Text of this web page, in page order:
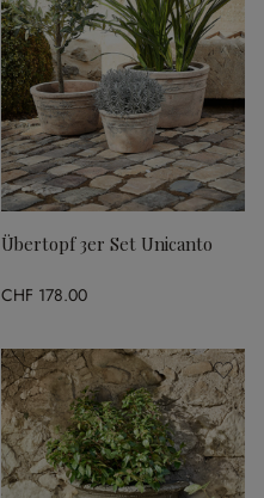
Übertopf 3er Set Unicanto
CHF 178.00